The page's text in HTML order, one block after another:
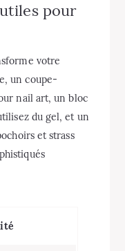
pour
votre
un coupe-
nail art, un bloc
du gel, et un
et strass